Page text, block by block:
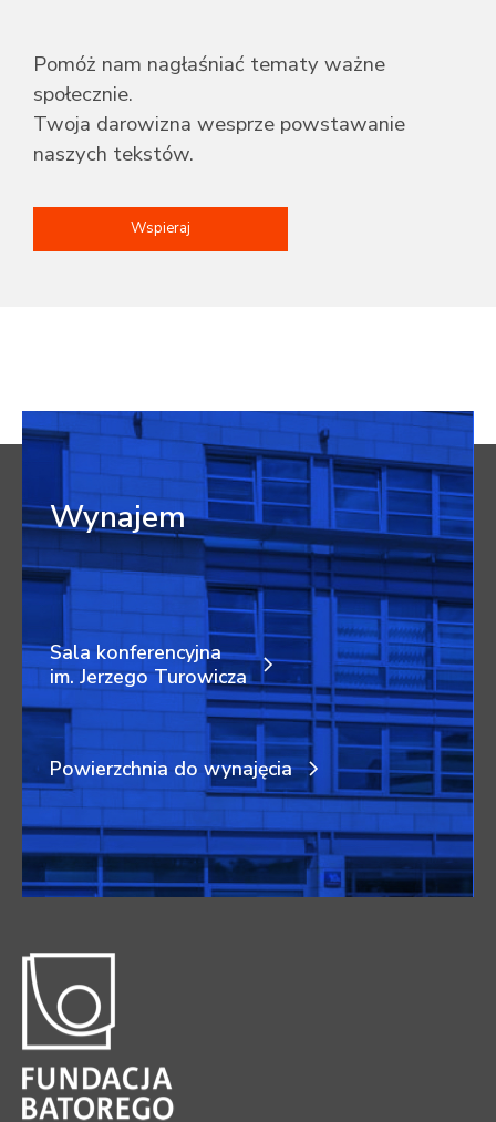
Pomóż nam nagłaśniać tematy ważne
społecznie.
Twoja darowizna wesprze powstawanie
naszych tekstów.
Wspieraj
Wynajem
Sala konferencyjna
im. Jerzego Turowicza
Powierzchnia do wynajęcia